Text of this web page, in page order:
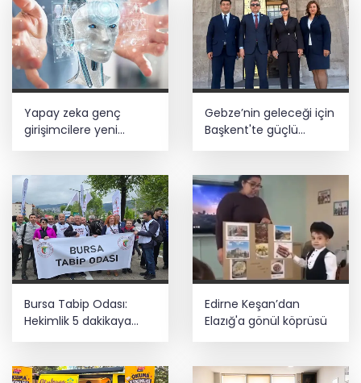
Yapay zeka genç
girişimcilere yeni
kapılar açıyor
Gebze’nin geleceği için
Başkent'te güçlü
temaslar
Bursa Tabip Odası:
Hekimlik 5 dakikaya
Edirne Keşan’dan
Elazığ'a gönül köprüsü